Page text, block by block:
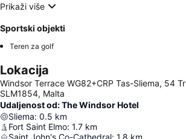
Prikaži više
Sportski objekti
Teren za golf
Lokacija
Windsor Terrace WG82+CRP Tas-Sliema, 54
SLM1854, Malta
Udaljenost od: The Windsor Hotel
Sliema: 0.5 km
Fort Saint Elmo: 1.7 km
Saint John's Co-Cathedral: 1.8 km